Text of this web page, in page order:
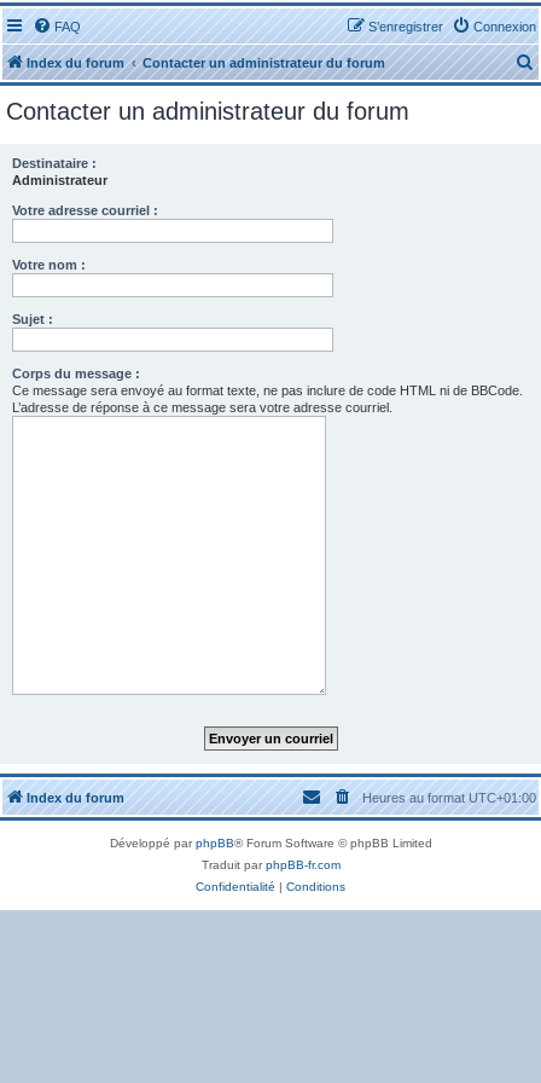
FAQ Connexion
S’enregistrer
Index du forum Contacter un administrateur du forum
e
Contacter un administrateur du forum
Destinataire :
Administrateur
Votre adresse courriel :
Votre nom :
Sujet :
Corps du message :
Ce message sera envoyé au format texte, ne pas inclure de code HTML ni de BBCode.
L’adresse de réponse à ce message sera votre adresse courriel.
Index du forum Heures au formatUTC+01:00
Développé parphpBB® Forum Software © phpBB Limited
Traduit parphpBB-fr.com
Confidentialité | Conditions